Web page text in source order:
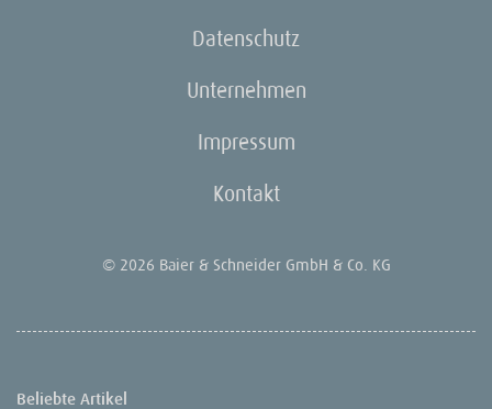
Datenschutz
Unternehmen
Impressum
Kontakt
© 2026 Baier & Schneider GmbH & Co. KG
Beliebte Artikel